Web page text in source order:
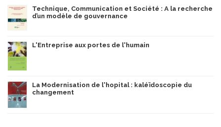
Technique, Communication et Société : A la recherche
d’un modèle de gouvernance
L'Entreprise aux portes de l'humain
La Modernisation de l'hopital : kaléïdoscopie du
changement